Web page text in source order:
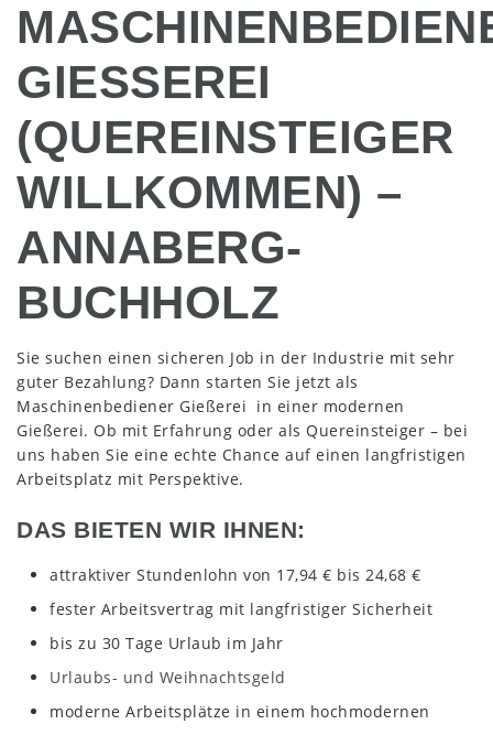
GIESSEREI (
QUEREINSTEIGER W
ILLKOMMEN) – A
NNABERG-B
UCHHOLZ
Sie suchen einen sicheren Job in der Industrie mit sehr
guter Bezahlung? Dann starten Sie jetzt als
Maschinenbediener Gießerei in einer modernen
Gießerei. Ob mit Erfahrung oder als Quereinsteiger – bei
uns haben Sie eine echte Chance auf einen langfristigen
Arbeitsplatz mit Perspektive.
DAS BIETEN WIR IHNEN:
attraktiver Stundenlohn von 17,94 € bis 24,68 €
fester Arbeitsvertrag mit langfristiger Sicherheit
bis zu 30 Tage Urlaub im Jahr
Urlaubs- und Weihnachtsgeld
moderne Arbeitsplätze in einem hochmodernen